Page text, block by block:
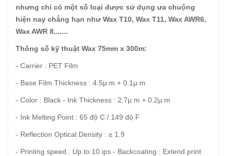
nhưng chỉ có một số loại được sử dụng ưa chuộng
hiện nay chẳng hạn như Wax T10, Wax T11, Wax AWR6,
Wax AWR 8,......
Thông số kỹ thuật Wax 75mm x 300m:
- Carrier : PET Film
- Base Film Thickness : 4.5µ m + 0.1µ m
- Color : Black - Ink Thickness : 2.7µ m + 0.2µ m
- Ink Melting Point : 65 độ C / 149 độ F
- Reflection Optical Density : ≥ 1.9
- Printing speed : Up to 10 ips - Backcoating : Extend print